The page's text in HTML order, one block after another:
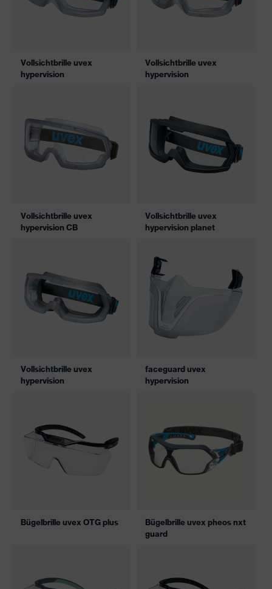
Vollsichtbrille uvex
hypervision
Vollsichtbrille uvex
hypervision
Vollsichtbrille uvex
hypervision CB
Vollsichtbrille uvex
hypervision planet
Vollsichtbrille uvex
hypervision
faceguard uvex
hypervision
Bügelbrille uvex OTG plus
Bügelbrille uvex pheos nxt
guard